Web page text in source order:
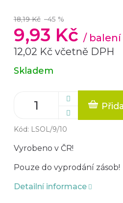
18,19 Kč –45 %
9,93 Kč / balení
12,02 Kč včetně DPH
Měrná
cena:
Skladem
Kód: LSOL/9/10
Vyrobeno v ČR!
Pouze do vyprodání zásob!
Detailní informace